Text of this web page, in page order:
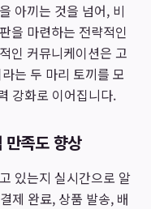
아끼는 것을 넘어, 비
을 마련하는 전략적인
인 커뮤니케이션은 고
는 두 마리 토끼를 모
강화로 이어집니다.
만족도 향상
있는지 실시간으로 알
제 완료, 상품 발송, 배